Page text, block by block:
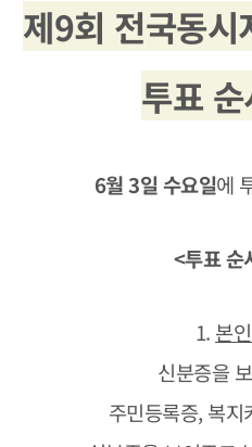
제9회 전국동시
투표
6월 3일 수요일에
<투표 순
1. 본
신분증을
주민등록증, 복